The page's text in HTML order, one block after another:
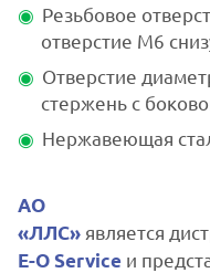
Резьбовое
отверстие M6
Отверстие
стержень с
Нержавеющая
АО
«ЛЛС» является
E-O Service и